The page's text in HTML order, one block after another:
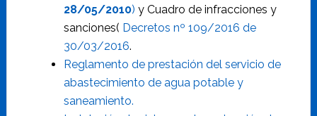
28/05/2010) y Cuadro de infracciones y
sanciones( Decretos nº 109/2016 de
30/03/2016.
Reglamento de prestación del servicio de
abastecimiento de agua potable y
saneamiento.